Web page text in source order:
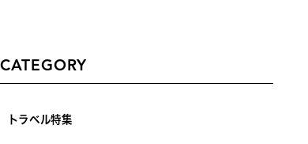
CATEGORY
トラベル特集